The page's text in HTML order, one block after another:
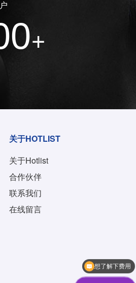
+
关于HOTLIST
关于Hotlist
合作伙伴
联系我们
在线留言
想了解下费用